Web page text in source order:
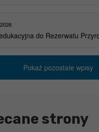
do Rezerwatu
Pokaż pozostałe wpisy
strony